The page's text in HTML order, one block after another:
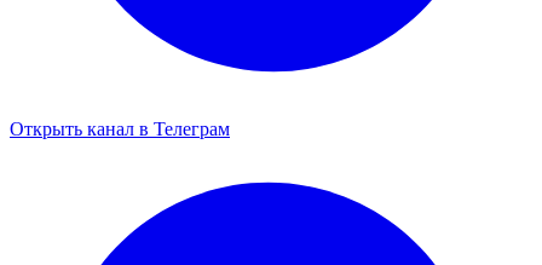
Открыть канал в Телеграм